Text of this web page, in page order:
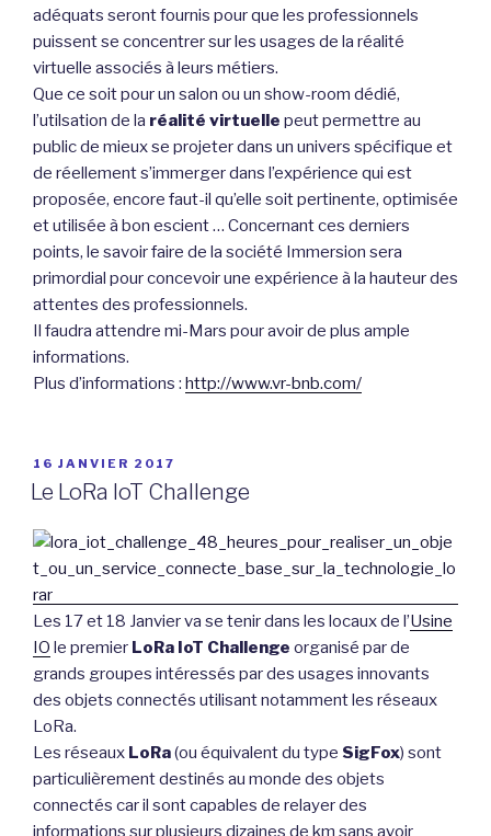
adéquats seront fournis pour que les professionnels
puissent se concentrer sur les usages de la réalité
virtuelle associés à leurs métiers.
Que ce soit pour un salon ou un show-room dédié,
l’utilsation de la réalité virtuelle peut permettre au
public de mieux se projeter dans un univers spécifique et
de réellement s’immerger dans l’expérience qui est
proposée, encore faut-il qu’elle soit pertinente, optimisée
et utilisée à bon escient … Concernant ces derniers
points, le savoir faire de la société Immersion sera
primordial pour concevoir une expérience à la hauteur des
attentes des professionnels.
Il faudra attendre mi-Mars pour avoir de plus ample
informations.
Plus d’informations : http://www.vr-bnb.com/
PUBLIÉ
LE
16 JANVIER 2017
Le LoRa IoT Challenge
Les 17 et 18 Janvier va se tenir dans les locaux de l’Usine
IO le premier LoRa IoT Challenge organisé par de
grands groupes intéressés par des usages innovants
des objets connectés utilisant notamment les réseaux
LoRa.
Les réseaux LoRa(ou équivalent du type SigFox) sont
particulièrement destinés au monde des objets
connectés car il sont capables de relayer des
informations sur plusieurs dizaines de km sans avoir